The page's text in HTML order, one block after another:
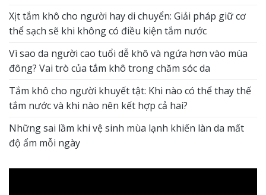
Xịt tắm khô cho người hay di chuyển: Giải pháp giữ cơ
thể sạch sẽ khi không có điều kiện tắm nước
Vì sao da người cao tuổi dễ khô và ngứa hơn vào mùa
đông? Vai trò của tắm khô trong chăm sóc da
Tắm khô cho người khuyết tật: Khi nào có thể thay thế
tắm nước và khi nào nên kết hợp cả hai?
Những sai lầm khi vệ sinh mùa lạnh khiến làn da mất
độ ẩm mỗi ngày